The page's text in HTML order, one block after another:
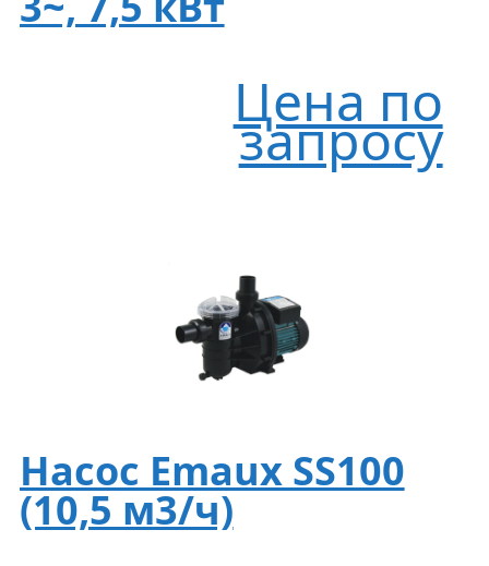
Цена по
запросу
Насос Emaux SS100
(10,5 м3/ч)